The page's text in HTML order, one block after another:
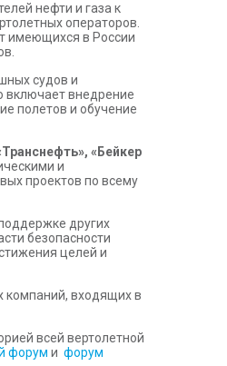
нефти и газа к
операторов.
имеющихся в России
судов и
включает внедрение
полетов и обучение
«Бейкер
и
проектов по всему
других
безопасности
целей и
компаний, входящих в
всей вертолетной
форум и форум